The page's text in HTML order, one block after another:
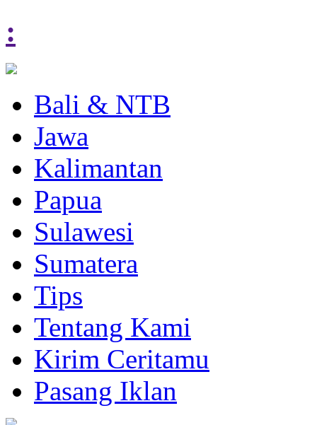
:
Bali & NTB
Jawa
Kalimantan
Papua
Sulawesi
Sumatera
Tips
Tentang Kami
Kirim Ceritamu
Pasang Iklan